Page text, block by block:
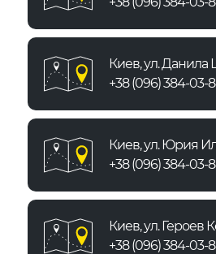
Киев, ул. Данила
+38 (096) 384-03-
Киев, ул. Юрия
+38 (096) 384-03-
Киев, ул. Героев
+38 (096) 384-03-